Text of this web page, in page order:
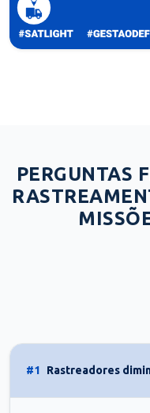
PERGUNTAS
#1 Rastreadores